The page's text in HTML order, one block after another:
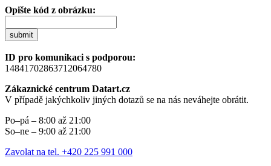
Opište kód z obrázku:
submit
ID pro komunikaci s podporou:
14841702863712064780
Zákaznické centrum Datart.cz
V případě jakýchkoliv jiných dotazů se na nás neváhejte obrátit.
Po–pá – 8:00 až 21:00
So–ne – 9:00 až 21:00
Zavolat na tel. +420 225 991 000